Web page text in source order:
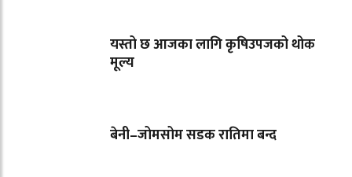
यस्तो छ आजका लागि कृषिउपजको थोक
मूल्य
बेनी–जोमसोम सडक रातिमा बन्द